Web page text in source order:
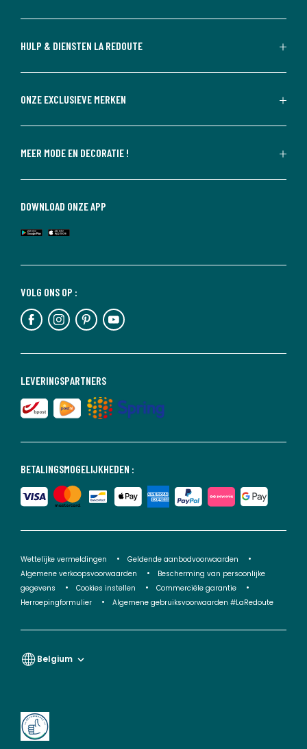
HULP & DIENSTEN LA REDOUTE
ONZE EXCLUSIEVE MERKEN
MEER MODE EN DECORATIE !
BETALINGSMOGELIJKHEDEN :
LEVERINGSPARTNERS
VOLG ONS OP :
DOWNLOAD ONZE APP
Wettelijke vermeldingen
Geldende aanbodvoorwaarden
Algemene verkoopsvoorwaarden
Bescherming van persoonlijke
gegevens
Cookies instellen
Commerciële garantie
Herroepingformulier
Algemene gebruiksvoorwaarden #LaRedoute
Belgium